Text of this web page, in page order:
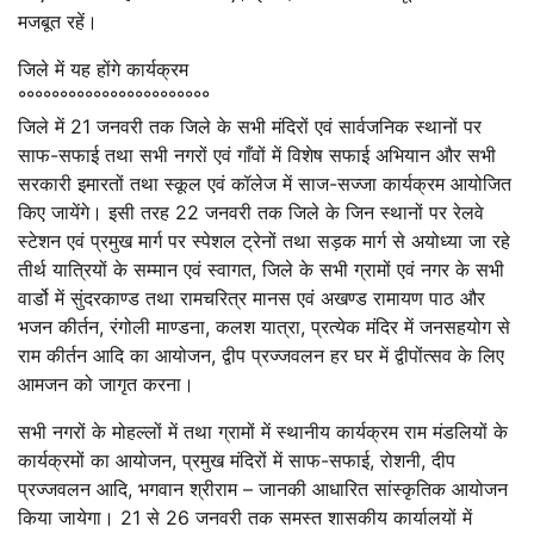
मजबूत रहें।
जिले में यह होंगे कार्यक्रम
°°°°°°°°°°°°°°°°°°°°°°°
जिले में 21 जनवरी तक जिले के सभी मंदिरों एवं सार्वजनिक स्थानों पर
साफ-सफाई तथा सभी नगरों एवं गाँवों में विशेष सफाई अभियान और सभी
सरकारी इमारतों तथा स्कूल एवं कॉलेज में साज-सज्जा कार्यक्रम आयोजित
किए जायेंगे। इसी तरह 22 जनवरी तक जिले के जिन स्थानों पर रेलवे
स्टेशन एवं प्रमुख मार्ग पर स्पेशल ट्रेनों तथा सड़क मार्ग से अयोध्या जा रहे
तीर्थ यात्रियों के सम्मान एवं स्वागत, जिले के सभी ग्रामों एवं नगर के सभी
वार्डो में सुंदरकाण्ड तथा रामचरित्र मानस एवं अखण्ड रामायण पाठ और
भजन कीर्तन, रंगोली माण्डना, कलश यात्रा, प्रत्येक मंदिर में जनसहयोग से
राम कीर्तन आदि का आयोजन, द्वीप प्रज्जवलन हर घर में द्वीपोंत्सव के लिए
आमजन को जागृत करना।
सभी नगरों के मोहल्लों में तथा ग्रामों में स्थानीय कार्यक्रम राम मंडलियों के
कार्यक्रमों का आयोजन, प्रमुख मंदिरों में साफ-सफाई, रोशनी, दीप
प्रज्जवलन आदि, भगवान श्रीराम – जानकी आधारित सांस्कृतिक आयोजन
किया जायेगा। 21 से 26 जनवरी तक समस्त शासकीय कार्यालयों में